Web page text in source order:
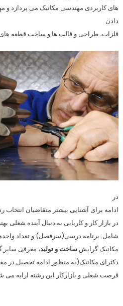
های کاربردی مهندسی مکانیک می پردازد
دادن
فلزات، طراحی و قالب ها و ساخت قطعه
در
ادامه برای آشنایی بیشتر متقاضیان انتخاب
در بازار کار و کاریابی به دنبال آینده شغلی
شامل: برنامه درسی(سرفصل) و تعداد
مکانیک گرایشساخت و تولید، معرفی سایر
دکترای مکانیک(به منظور ادامه تحصیل در
فرصت شغلی و بازارکار این رشته ارایه می